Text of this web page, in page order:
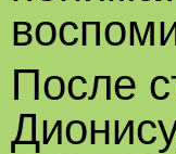
После